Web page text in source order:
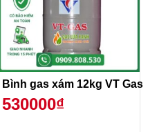
Bình gas xám 12kg VT Gas
530000₫